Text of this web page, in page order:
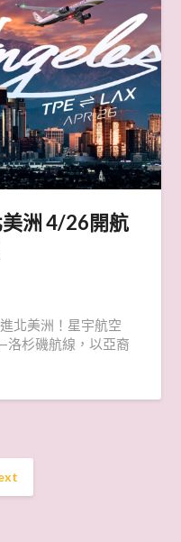
洲 4/26開航
北美洲！星宇航空
洛杉磯航線，以亞裔